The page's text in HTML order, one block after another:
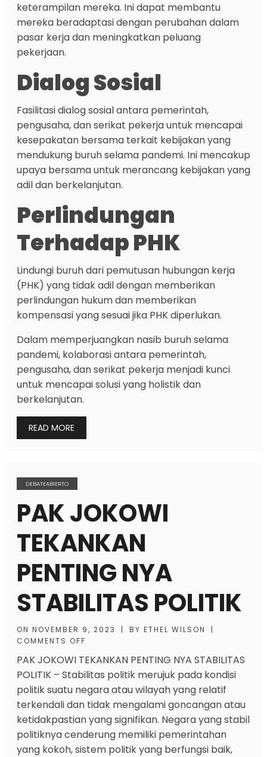
keterampilan mereka. Ini dapat membantu
mereka beradaptasi dengan perubahan dalam
pasar kerja dan meningkatkan peluang
pekerjaan.
Dialog Sosial
Fasilitasi dialog sosial antara pemerintah,
pengusaha, dan serikat pekerja untuk mencapai
kesepakatan bersama terkait kebijakan yang
mendukung buruh selama pandemi. Ini mencakup
upaya bersama untuk merancang kebijakan yang
adil dan berkelanjutan.
Perlindungan
Terhadap PHK
Lindungi buruh dari pemutusan hubungan kerja
(PHK) yang tidak adil dengan memberikan
perlindungan hukum dan memberikan
kompensasi yang sesuai jika PHK diperlukan.
Dalam memperjuangkan nasib buruh selama
pandemi, kolaborasi antara pemerintah,
pengusaha, dan serikat pekerja menjadi kunci
untuk mencapai solusi yang holistik dan
berkelanjutan.
READ MORE
DEBATEABIERTO
PAK JOKOWI
TEKANKAN
PENTING NYA
STABILITAS POLITIK
ON NOVEMBER 9, 2023 | BY ETHEL WILSON
|
COMMENTS OFF
PAK JOKOWI TEKANKAN PENTING NYA STABILITAS
POLITIK – Stabilitas politik merujuk pada kondisi
politik suatu negara atau wilayah yang relatif
terkendali dan tidak mengalami goncangan atau
ketidakpastian yang signifikan. Negara yang stabil
politiknya cenderung memiliki pemerintahan
yang kokoh, sistem politik yang berfungsi baik,